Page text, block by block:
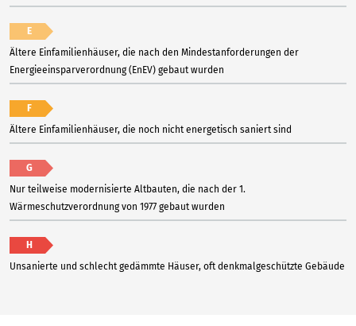
E
Ältere Einfamilienhäuser, die nach den Mindestanforderungen der
Energieeinsparverordnung (EnEV) gebaut wurden
F
Ältere Einfamilienhäuser, die noch nicht energetisch saniert sind
G
Nur teilweise modernisierte Altbauten, die nach der 1.
Wärmeschutzverordnung von 1977 gebaut wurden
H
Unsanierte und schlecht gedämmte Häuser, oft denkmalgeschützte Gebäude